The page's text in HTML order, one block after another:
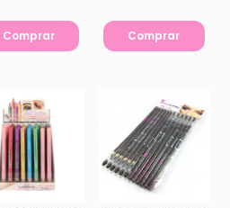
Comprar Comprar